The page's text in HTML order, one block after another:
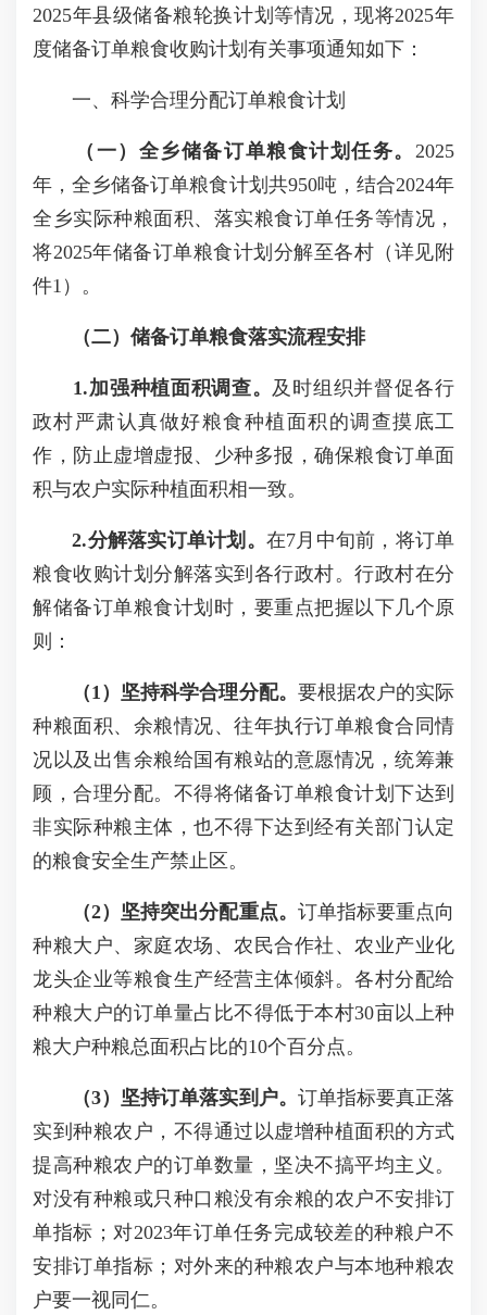
2025年县级储备粮轮换计划等情况，现将2025年
度储备订单粮食收购计划有关事项通知如下：
一、科学合理分配订单粮食计划
（一）全乡储备订单粮食计划任务。2025
年，全乡储备订单粮食计划共950吨，结合2024年
全乡实际种粮面积、落实粮食订单任务等情况，
将2025年储备订单粮食计划分解至各村（详见附
件1）。
（二）储备订单粮食落实流程安排
1.加强种植面积调查。 及时组织并督促各行
政村严肃认真做好粮食种植面积的调查摸底工
作，防止虚增虚报、少种多报，确保粮食订单面
积与农户实际种植面积相一致。
2.分解落实订单计划。 在7月中旬前，将订单
粮食收购计划分解落实到各行政村。行政村在分
解储备订单粮食计划时，要重点把握以下几个原
则：
（1）坚持科学合理分配。 要根据农户的实际
种粮面积、余粮情况、往年执行订单粮食合同情
况以及出售余粮给国有粮站的意愿情况，统筹兼
顾，合理分配。不得将储备订单粮食计划下达到
非实际种粮主体，也不得下达到经有关部门认定
的粮食安全生产禁止区。
（2）坚持突出分配重点。 订单指标要重点向
种粮大户、家庭农场、农民合作社、农业产业化
龙头企业等粮食生产经营主体倾斜。各村分配给
种粮大户的订单量占比不得低于本村30亩以上种
粮大户种粮总面积占比的10个百分点。
（3）坚持订单落实到户。 订单指标要真正落
实到种粮农户，不得通过以虚增种植面积的方式
提高种粮农户的订单数量，坚决不搞平均主义。
对没有种粮或只种口粮没有余粮的农户不安排订
单指标；对2023年订单任务完成较差的种粮户不
安排订单指标；对外来的种粮农户与本地种粮农
户要一视同仁。